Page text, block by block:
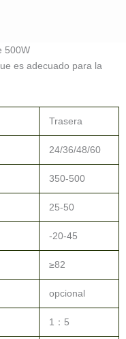
500W
es adecuado para la
Trasera
24/36/48/60
350-500
25-50
-20-45
≥82
opcional
1：5